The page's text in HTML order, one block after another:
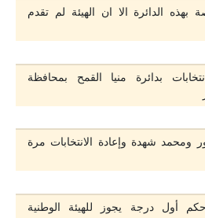
بهذه الدائرة الا ان الهيئة لم تقدم
بدائرة منيا القمح بمحافظة
شهدة وإعادة الانتخابات مرة
أول درجة يجوز للهيئة الوطنية